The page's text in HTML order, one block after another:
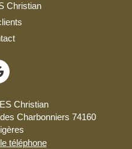
Christian
Christian
Charbonniers 74160
téléphone